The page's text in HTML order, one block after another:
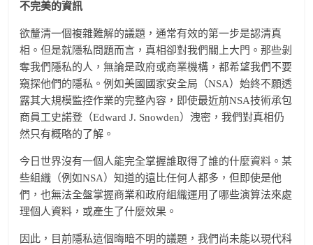
不完美的資訊
欲釐清一個複雜難解的議題，通常有效的第一步是認清真
相。但是就隱私問題而言，真相卻對我們關上大門。那些剝
奪我們隱私的人，無論是政府或商業機構，都希望我們不要
窺探他們的隱私。例如美國國家安全局（NSA）始終不願透
露其大規模監控作業的完整內容，即使最近前NSA技術承包
商員工史諾登（Edward J. Snowden）洩密，我們對真相仍
然只有概略的了解。
今日世界沒有一個人能完全掌握誰取得了誰的什麼資料。某
些組織（例如NSA）知道的遠比任何人都多，但即使是他
們，也無法全盤掌握商業和政府組織運用了哪些演算法來處
理個人資料，或產生了什麼效果。
因此，目前隱私這個晦暗不明的議題，我們尚未能以現代科